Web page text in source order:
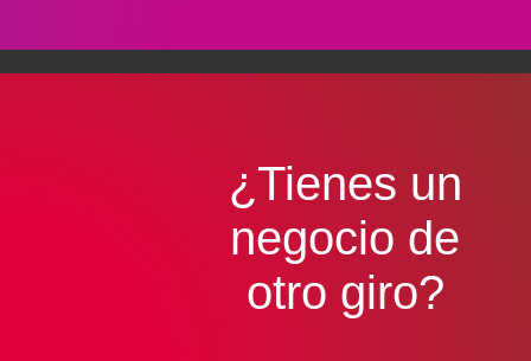
¿Tienes un
negocio de
otro giro?